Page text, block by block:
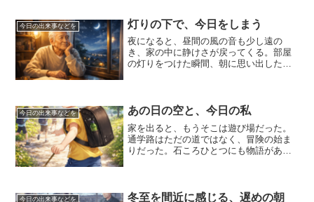
今日の出来事などを 灯りの下で、今日をしまう
夜になると、昼間の風の音も少し遠の
き、家の中に静けさが戻ってくる。部屋
の灯りをつけた瞬間、朝に思い出した裸
安心感は、昔も今も変わらな...
今日の出来事などを あの日の空と、今日の私
家を出ると、もうそこは遊び場だった。
通学路はただの道ではなく、冒険の始ま
りだった。石ころひとつにも物語があ
声をかけると、ランドセルが...
今日の出来事などを 冬至を間近に感じる、遅めの朝